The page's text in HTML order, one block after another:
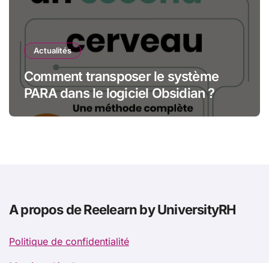
Actualités
Comment transposer le système
PARA dans le logiciel Obsidian ?
A propos de Reelearn by UniversityRH
Politique de confidentialité